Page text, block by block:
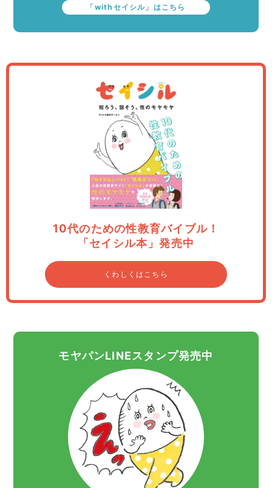
「withセイシル」はこちら
10代のための性教育バイブル！
「セイシル本」発売中
くわしくはこちら
モヤパンLINEスタンプ発売中